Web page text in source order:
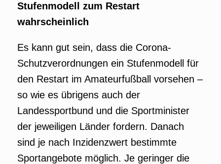
Stufenmodell zum Restart
wahrscheinlich
Es kann gut sein, dass die Corona-
Schutzverordnungen ein Stufenmodell für
den Restart im Amateurfußball vorsehen –
so wie es übrigens auch der
Landessportbund und die Sportminister
der jeweiligen Länder fordern. Danach
sind je nach Inzidenzwert bestimmte
Sportangebote möglich. Je geringer die